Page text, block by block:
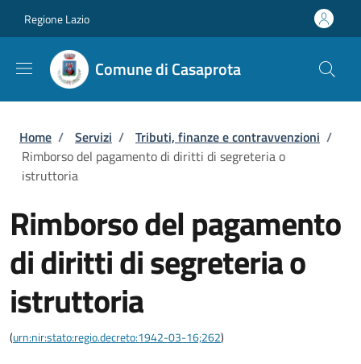
Regione Lazio
Comune di Casaprota
Briciole di pane
Home / Servizi / Tributi, finanze e contravvenzioni /
Rimborso del pagamento di diritti di segreteria o
istruttoria
Rimborso del pagamento
di diritti di segreteria o
istruttoria
(urn:nir:stato:regio.decreto:1942-03-16;262)